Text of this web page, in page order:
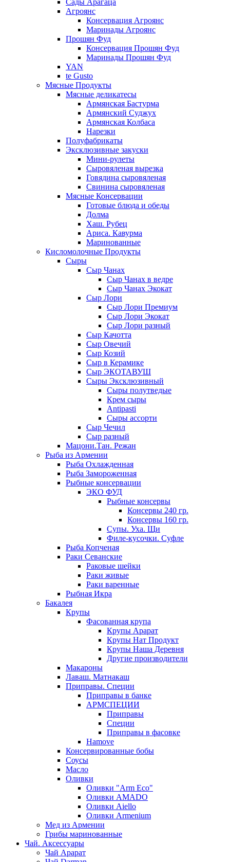
Сады Арагаца
Агроянс
Консервация Агроянс
Маринады Агроянс
Прошян Фуд
Консервация Прошян Фуд
Маринады Прошян Фуд
YAN
te Gusto
Мясные Продукты
Мясные деликатесы
Армянская Бастурма
Армянский Суджух
Армянская Колбаса
Нарезки
Полуфабрикаты
Эксклюзивные закуски
Мини-рулеты
Сыровяленая вырезка
Говядина сыровяленая
Свинина сыровяленая
Мясные Консервации
Готовые блюда и обеды
Долма
Хаш. Рубец
Ариса. Кавурма
Маринованные
Кисломолочные Продукты
Сыры
Сыр Чанах
Сыр Чанах в ведре
Сыр Чанах Экокат
Сыр Лори
Сыр Лори Премиум
Сыр Лори Экокат
Сыр Лори разный
Сыр Качотта
Сыр Овечий
Сыр Козий
Сыр в Керамике
Сыр ЭКОТАВУШ
Сыры Эксклюзивный
Сыры полутведые
Крем сыры
Antipasti
Сыры ассорти
Сыр Чечил
Сыр разный
Мацони.Тан. Режан
Рыба из Армении
Рыба Охлажденная
Рыба Замороженная
Рыбные консервации
ЭКО ФУД
Рыбные консервы
Консервы 240 гр.
Консервы 160 гр.
Супы. Уха. Щи
Филе-кусочки. Суфле
Рыба Копченая
Раки Севанские
Раковые шейки
Раки живые
Раки варенные
Рыбная Икра
Бакалея
Крупы
Фасованная крупа
Крупы Арарат
Крупы Нат Продукт
Крупы Наша Деревня
Другие производители
Макароны
Лаваш. Матнакаш
Приправы. Специи
Приправы в банке
АРМСПЕЦИИ
Приправы
Специи
Приправы в фасовке
Hamove
Консервированные бобы
Соусы
Масло
Оливки
Оливки "Arm Eco"
Оливки AMADO
Оливки Aiello
Оливки Armenium
Мед из Армении
Грибы маринованные
Чай. Аксессуары
Чай Арарат